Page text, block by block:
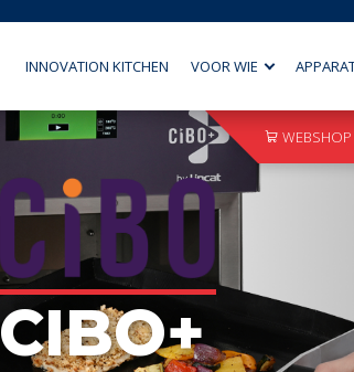
INNOVATION KITCHEN VOOR WIE
WEBSHOP
CIBO+